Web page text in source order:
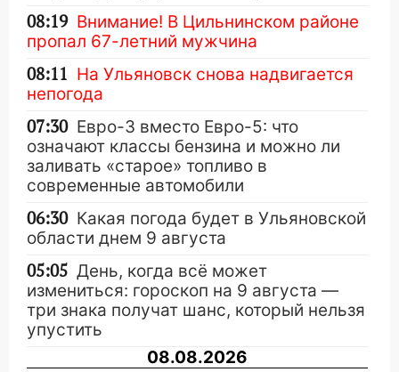
08:19 Внимание! В Цильнинском районе
пропал 67-летний мужчина
08:11 На Ульяновск снова надвигается
непогода
07:30 Евро-3 вместо Евро-5: что
означают классы бензина и можно ли
заливать «старое» топливо в
современные автомобили
06:30 Какая погода будет в Ульяновской
области днем 9 августа
05:05 День, когда всё может
измениться: гороскоп на 9 августа —
три знака получат шанс, который нельзя
упустить
08.08.2026